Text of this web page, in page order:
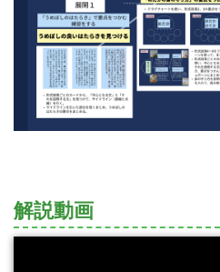
解説動画